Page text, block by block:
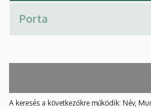
A keresés a következőkre működik: Név,